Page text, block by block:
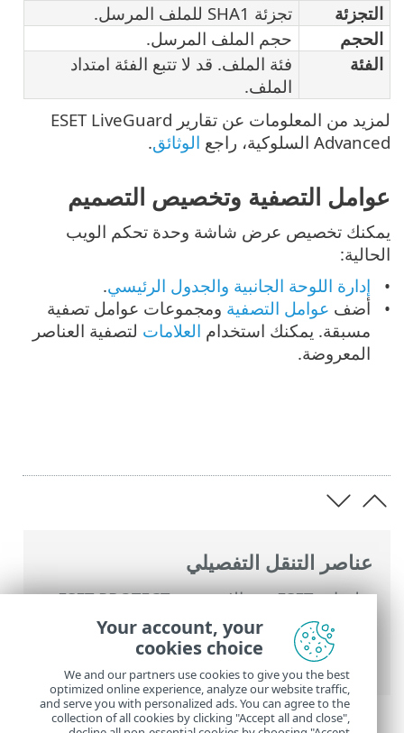
عناصر التنقل التفصيلي
تعليمات ESET عبر الإنترنت >
ESET PROTECT
On-Prem
استخدام ‎ESET PROTECT On-
Prem
>
القائمة الرئيسية ESET PROTECT On-
Prem
>المزيد > الملفات المرسلة
التجزئة
تجزئة SHA1 للملف المرسل.
الحجم
حجم الملف المرسل.
الفئة
فئة الملف. قد لا تتبع الفئة امتداد
الملف.
لمزيد من المعلومات عن تقارير ESET LiveGuard
Advanced السلوكية، راجع
الوثائق.
عوامل التصفية وتخصيص التصميم
يمكنك تخصيص عرض شاشة وحدة تحكم الويب
الحالية:
إدارة اللوحة الجانبية والجدول الرئيسي.
أضف عوامل التصفية ومجموعات عوامل تصفية
مسبقة. يمكنك استخدام العلامات لتصفية العناصر
المعروضة.
Your account, your
cookies choice
We and our partners use cookies to give you the best
optimized online experience, analyze our website traffic,
and serve you with personalized ads. You can agree to the
collection of all cookies by clicking "Accept all and close",